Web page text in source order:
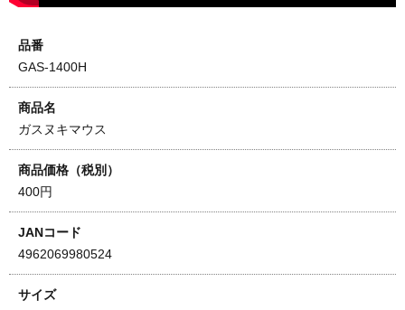
品番
GAS-1400H
商品名
ガスヌキマウス
商品価格（税別）
400円
JANコード
4962069980524
サイズ